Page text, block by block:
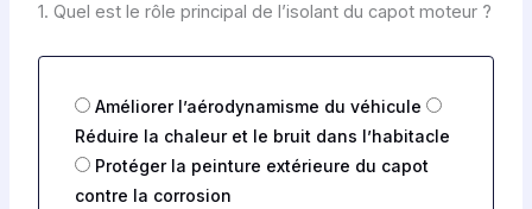
1. Quel est le rôle principal de l’isolant du capot moteur ?
O
p
i
o
Améliorer l’aérodynamisme du véhicule
Réduire la chaleur et le bruit dans l’habitacle
Protéger la peinture extérieure du capot
contre la corrosion